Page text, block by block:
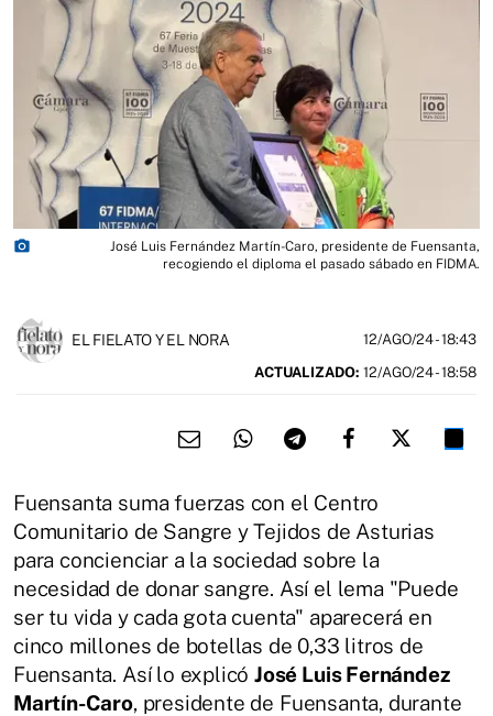
photo_camera
José Luis Fernández Martín-Caro, presidente de Fuensanta,
recogiendo el diploma el pasado sábado en FIDMA.
EL FIELATO Y EL NORA 12/AGO/24- 18:43
ACTUALIZADO: 12/AGO/24 - 18:58
Fuensanta suma fuerzas con el Centro
Comunitario de Sangre y Tejidos de Asturias
para concienciar a la sociedad sobre la
necesidad de donar sangre. Así el lema "Puede
ser tu vida y cada gota cuenta" aparecerá en
cinco millones de botellas de 0,33 litros de
Fuensanta. Así lo explicóJosé Luis Fernández
Martín-Caro, presidente de Fuensanta, durante